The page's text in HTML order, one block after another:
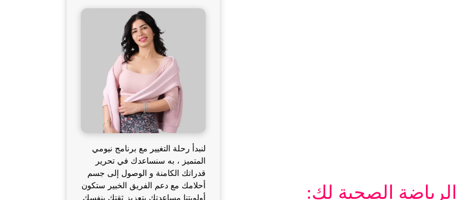
الصحية لك:
لنبدأ رحلة التغيير مع برنامج نيومي
المتميز ، به سنساعدك في تحرير
قدراتك الكامنة و الوصول إلى جسم
أحلامك مع دعم الفريق الخبير ستكون
أولويتنا مساعدتك بتعزيز ثقتك بنفسك